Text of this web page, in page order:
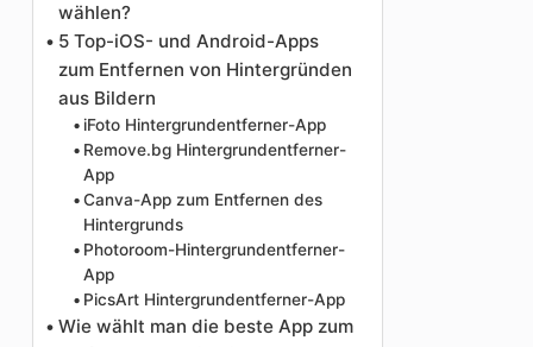
wählen?
5 Top-iOS- und Android-Apps
zum Entfernen von Hintergründen
aus Bildern
iFoto Hintergrundentferner-App
Remove.bg Hintergrundentferner-
App
Canva-App zum Entfernen des
Hintergrunds
Photoroom-Hintergrundentferner-
App
PicsArt Hintergrundentferner-App
Wie wählt man die beste App zum